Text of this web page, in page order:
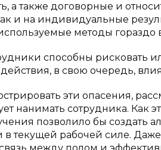
а также договорные и
и на индивидуальные
методы гораздо
способны рисковать
в свою очередь,
эти опасения,
нанимать сотрудника.
позволило бы создать
в текущей рабочей силе.